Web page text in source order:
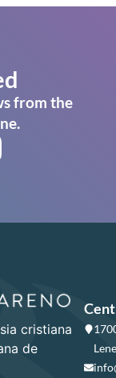
from the
cristiana
de